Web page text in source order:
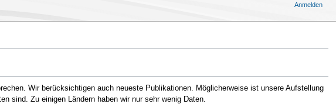
Wir berücksichtigen auch neueste Publikationen. Möglicherweise ist unsere Aufstellung
sind. Zu einigen Ländern haben wir nur sehr wenig Daten.
Anmelden